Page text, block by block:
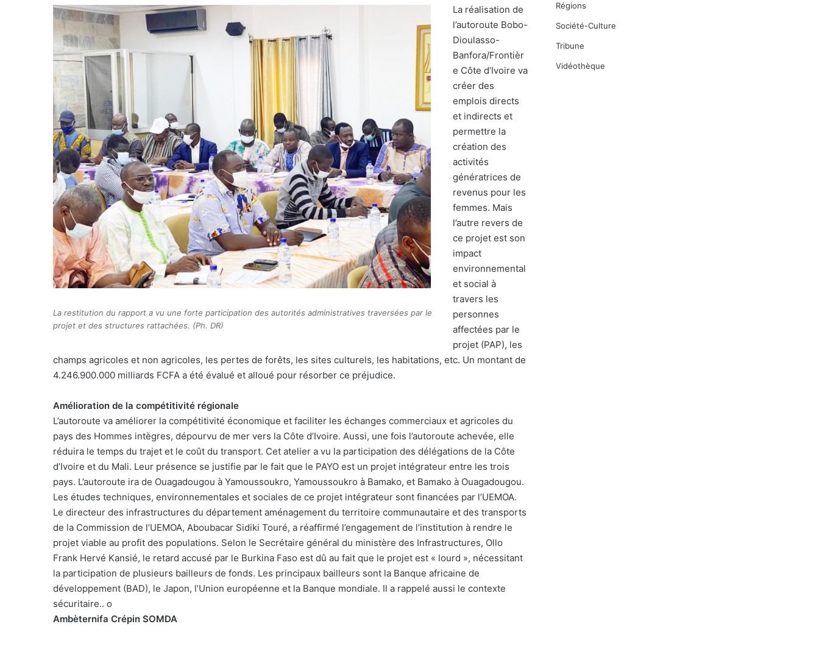
La restitution du rapport a vu une forte participation des autorités administratives traversées par le
projet et des structures rattachées. (Ph. DR)
La réalisation de
l’autoroute Bobo-
Dioulasso-
Banfora/Frontièr
e Côte d’Ivoire va
créer des
emplois directs
et indirects et
permettre la
création des
activités
génératrices de
revenus pour les
femmes. Mais
l’autre revers de
ce projet est son
impact
environnemental
et social à
travers les
personnes
affectées par le
projet (PAP), les
champs agricoles et non agricoles, les pertes de forêts, les sites culturels, les habitations, etc. Un montant de
4.246.900.000 milliards FCFA a été évalué et alloué pour résorber ce préjudice.
Amélioration de la compétitivité régionale
L’autoroute va améliorer la compétitivité économique et faciliter les échanges commerciaux et agricoles du
pays des Hommes intègres, dépourvu de mer vers la Côte d’Ivoire. Aussi, une fois l’autoroute achevée, elle
réduira le temps du trajet et le coût du transport. Cet atelier a vu la participation des délégations de la Côte
d’Ivoire et du Mali. Leur présence se justifie par le fait que le PAYO est un projet intégrateur entre les trois
pays. L’autoroute ira de Ouagadougou à Yamoussoukro, Yamoussoukro à Bamako, et Bamako à Ouagadougou.
Les études techniques, environnementales et sociales de ce projet intégrateur sont financées par l’UEMOA.
Le directeur des infrastructures du département aménagement du territoire communautaire et des transports
de la Commission de l’UEMOA, Aboubacar Sidiki Touré, a réaffirmé l’engagement de l’institution à rendre le
projet viable au profit des populations. Selon le Secrétaire général du ministère des Infrastructures, Ollo
Frank Hervé Kansié, le retard accusé par le Burkina Faso est dû au fait que le projet est « lourd », nécessitant
la participation de plusieurs bailleurs de fonds. Les principaux bailleurs sont la Banque africaine de
développement (BAD), le Japon, l’Union européenne et la Banque mondiale. Il a rappelé aussi le contexte
sécuritaire.. o
Ambèternifa Crépin SOMDA
Régions
Société-Culture
Tribune
Vidéothèque